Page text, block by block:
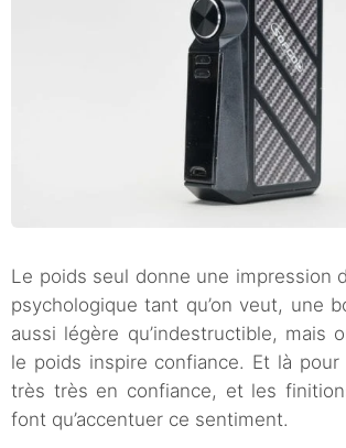
Le poids seul donne une impression
psychologique tant qu’on veut, une
aussi légère qu’indestructible, mais
le poids inspire confiance. Et là
très très en confiance, et les
font qu’accentuer ce sentiment.